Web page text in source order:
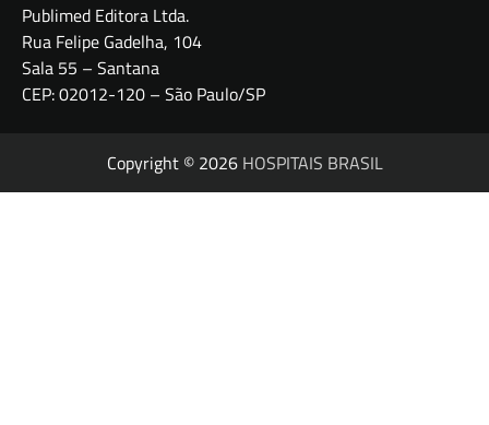
Publimed Editora Ltda.
Rua Felipe Gadelha, 104
Sala 55 – Santana
CEP: 02012-120 – São Paulo/SP
Copyright © 2026 HOSPITAIS BRASIL